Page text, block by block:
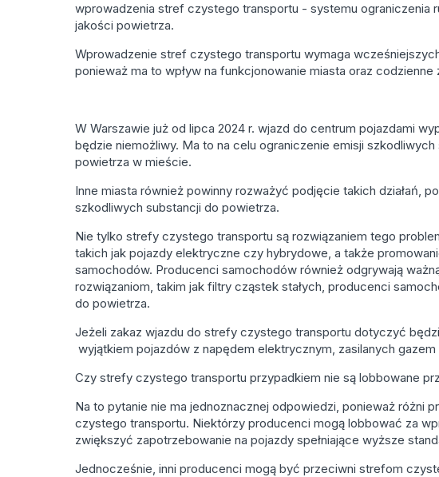
wprowadzenia stref czystego transportu - systemu ograniczenia
jakości powietrza.
Wprowadzenie stref czystego transportu wymaga
ponieważ ma to wpływ na funkcjonowanie miasta oraz
W Warszawie już od lipca 2024 r. wjazd do centrum pojazdami
będzie niemożliwy. Ma to na celu ograniczenie emisji
powietrza w mieście.
Inne miasta również powinny rozważyć podjęcie takich działań,
szkodliwych substancji do powietrza.
Nie tylko strefy czystego transportu są rozwiązaniem tego
takich jak pojazdy elektryczne czy hybrydowe, a także
samochodów. Producenci samochodów również odgrywają
rozwiązaniom, takim jak filtry cząstek stałych, producenci
do powietrza.
Jeżeli zakaz wjazdu do strefy czystego transportu dotyczyć
wyjątkiem pojazdów z napędem elektrycznym, zasilanych
Czy strefy czystego transportu przypadkiem nie są lobbowane
Na to pytanie nie ma jednoznacznej odpowiedzi, ponieważ
czystego transportu. Niektórzy producenci mogą lobbować za
zwiększyć zapotrzebowanie na pojazdy spełniające wyższe
Jednocześnie, inni producenci mogą być przeciwni strefom